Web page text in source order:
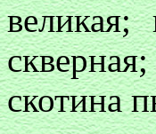
скотина